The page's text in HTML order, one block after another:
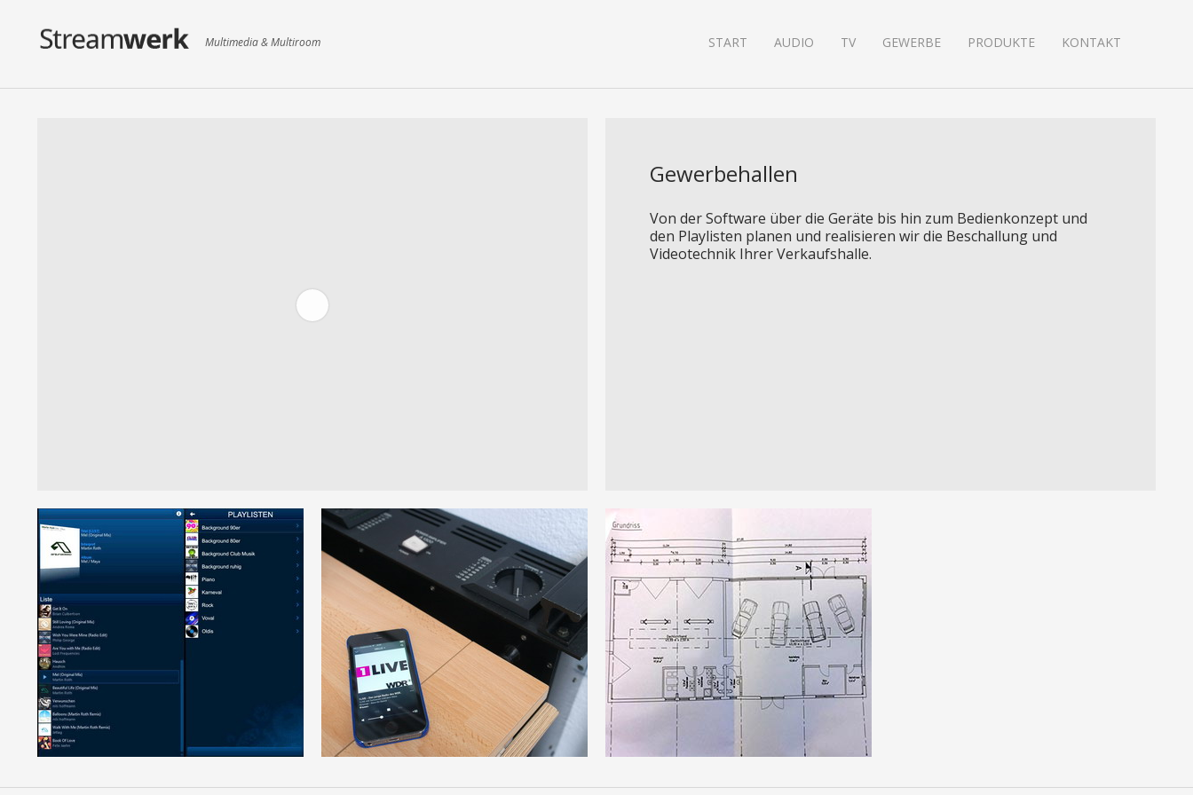
Multimedia & Multiroom START AUDIO TV GEWERBE PRODUKTE KONTAKT
Gewerbehallen
Von der Software über die Geräte bis hin zum Bedienkonzept und
den Playlisten planen und realisieren wir die Beschallung und
Videotechnik Ihrer Verkaufshalle.
Playlisten
Wir programmieren Playlisten
und werbefreie Radiosender
individuell abgestimmt für
Ihre Bedürfnisse.
Bedienung
Moderne Bedienbarkeit
wireless von überall im Raum.
Planung und
Umsetzung
Wir planen und gestalten
individuelle Audio- und
Videokonzepte maßgerecht
für Ihren Anspruch.